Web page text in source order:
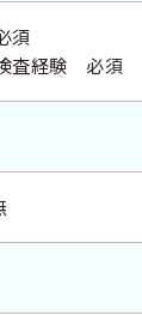
須
査経験 必須